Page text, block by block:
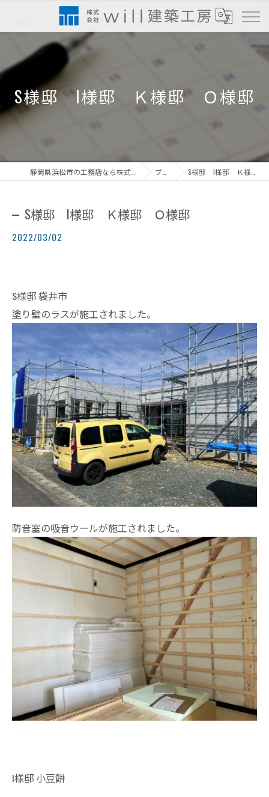
S様邸 I様邸 Ｋ様邸 Ｏ様邸
ブログ S様邸 I様邸 Ｋ様邸 Ｏ様邸
S様邸 I様邸 Ｋ様邸 Ｏ様邸
2022/03/02
S様邸 袋井市
塗り壁のラスが施工されました。
防音室の吸音ウールが施工されました。
I様邸 小豆餅